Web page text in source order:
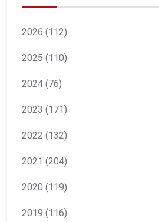
2026 (112)
2025 (110)
2024 (76)
2023 (171)
2022 (132)
2021 (204)
2020 (119)
2019 (116)